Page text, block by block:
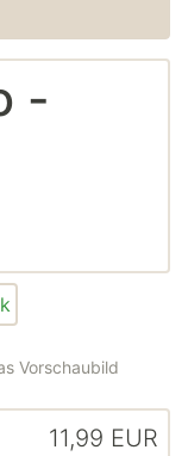
-
Vorschaubild
11,99 EUR